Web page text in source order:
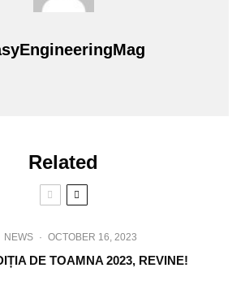
Related
NEWS · OCTOBER 16, 2023
DE TOAMNA 2023, REVINE!